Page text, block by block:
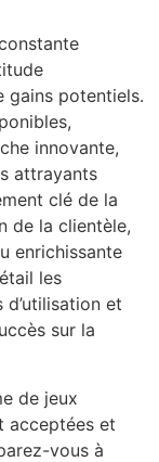
gains potentiels.
innovante,
attrayants
clé de la
de la clientèle,
enrichissante
les
et
sur la
de jeux
acceptées et
vous à